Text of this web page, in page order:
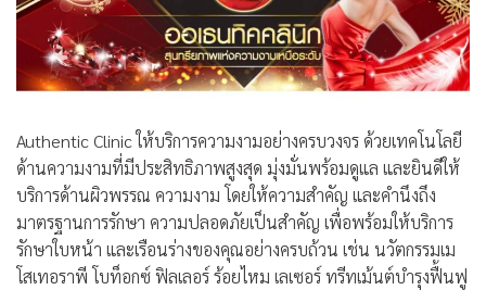
Authentic Clinic ให้บริการความงามอย่างครบวงจร ด้วยเทคโนโลยี
ด้านความงามที่มีประสิทธิภาพสูงสุด มุ่งมั่นพร้อมดูแล และยินดีให้
บริการด้านผิวพรรณ ความงาม โดยให้ความสำคัญ และคำนึงถึง
มาตรฐานการรักษา ความปลอดภัยเป็นสำคัญ เพื่อพร้อมให้บริการ
รักษาใบหน้า และเรือนร่างของคุณอย่างครบถ้วน เช่น นวัตกรรมเม
โสเทอราพี โบท็อกซ์ ฟิลเลอร์ ร้อยไหม เลเซอร์ ทรีทเม้นต์บำรุงฟื้นฟู